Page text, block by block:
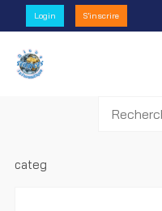
Login S'inscrire
categ